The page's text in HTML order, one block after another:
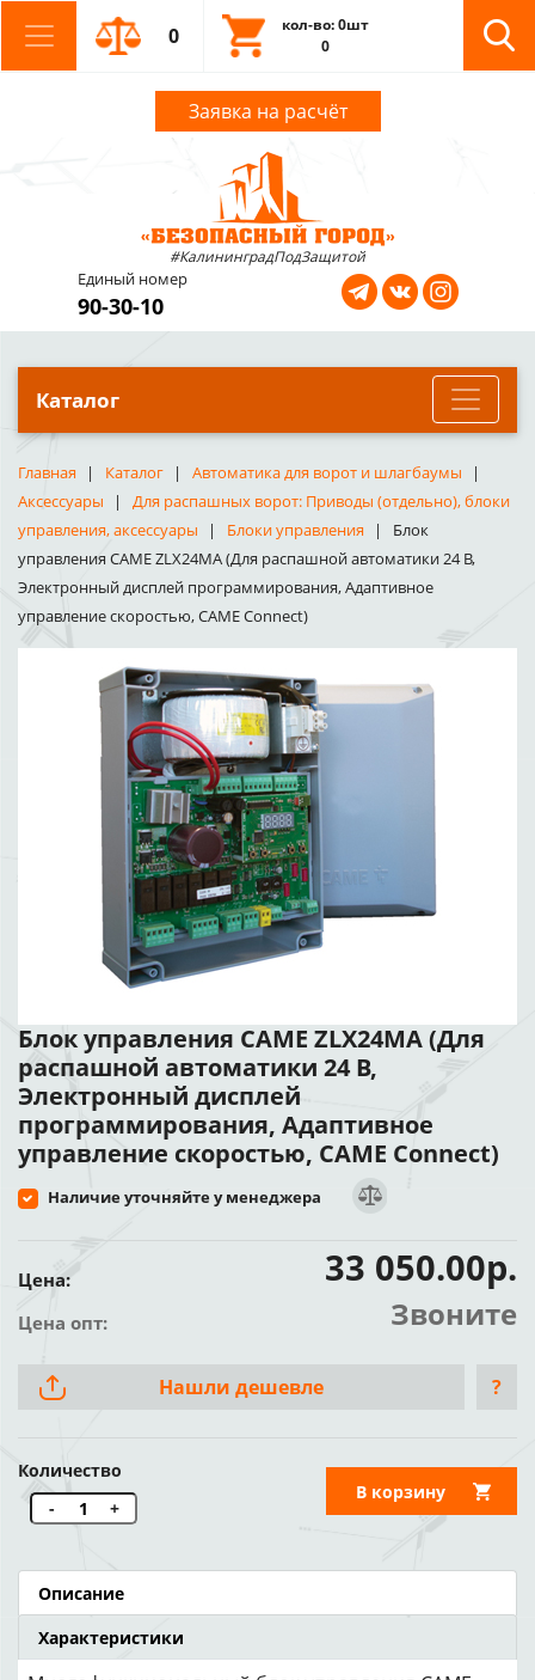
0
кол-во: 0шт
0
Заявка на расчёт
#КалининградПодЗащитой
Единый номер
90-30-10
Каталог
Главная Каталог
Автоматика для ворот и шлагбаумы
Аксессуары
Для распашных ворот: Приводы (отдельно), блоки
управления, аксессуары
Блоки управления
Блок
управления CAME ZLX24MA (Для распашной автоматики 24 В,
Электронный дисплей программирования, Адаптивное
управление скоростью, CAME Connect)
Блок управления CAME ZLX24MA (Для
распашной автоматики 24 В,
Электронный дисплей
программирования, Адаптивное
управление скоростью, CAME Connect)
Наличие уточняйте у менеджера
Цена: 33 050.00р.
Цена опт: Звоните
Нашли дешевле ?
Количество
-
+
В корзину
Описание
Характеристики